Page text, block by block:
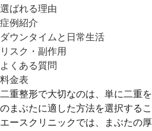
選ばれる理由
症例紹介
ダウンタイムと日常生活
リスク・副作用
よくある質問
料金表
二重整形で大切なのは、単に二重
のまぶたに適した方法を選択するこ
エースクリニックでは、まぶたの